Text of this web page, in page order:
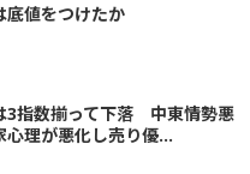
底値をつけたか
3指数揃って下落 中東情勢悪
心理が悪化し売り優...